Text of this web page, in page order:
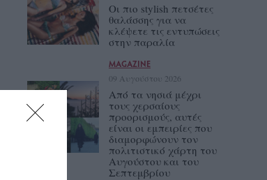
Οι πιο stylish πετσέτες
θαλάσσης για να
κλέψετε τις εντυπώσεις
στην παραλία
MAGAZINE
09 Αυγούστου 2026
Από τα νησιά μέχρι
τους χερσαίους
προορισμούς, αυτές
είναι οι εμπειρίες που
διαμορφώνουν τον
πολιτιστικό χάρτη του
Αυγούστου και του
Σεπτεμβρίου